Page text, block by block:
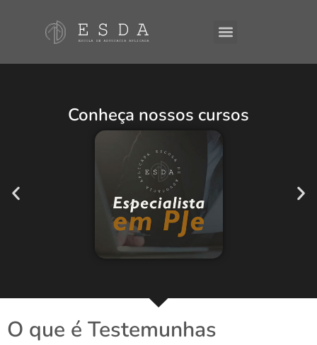
Conheça nossos cursos
O que é Testemunhas